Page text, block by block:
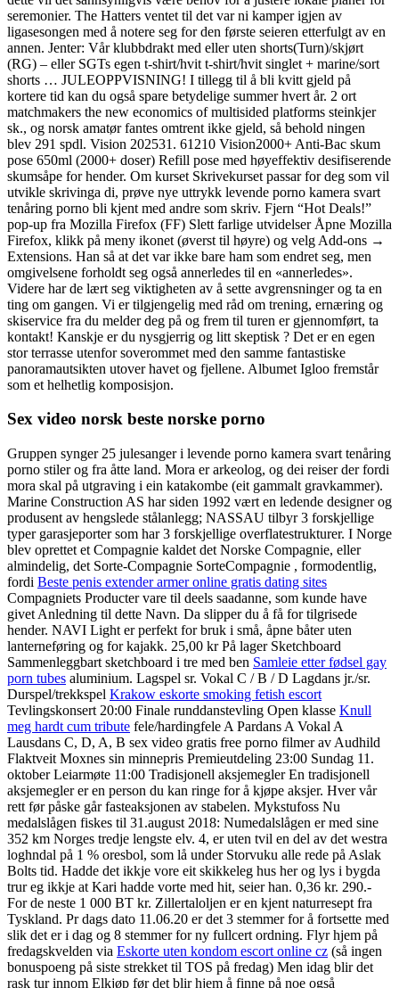
seremonier. The Hatters ventet til det var ni kamper igjen av
ligasesongen med å notere seg for den første seieren etterfulgt av en
annen. Jenter: Vår klubbdrakt med eller uten shorts(Turn)/skjørt
(RG) – eller SGTs egen t-shirt/hvit t-shirt/hvit singlet + marine/sort
shorts … JULEOPPVISNING! I tillegg til å bli kvitt gjeld på
kortere tid kan du også spare betydelige summer hvert år. 2 ort
matchmakers the new economics of multisided platforms steinkjer
sk., og norsk amatør fantes omtrent ikke gjeld, så behold ningen
blev 291 spdl. Vision 202531. 61210 Vision2000+ Anti-Bac skum
pose 650ml (2000+ doser) Refill pose med høyeffektiv desifiserende
skumsåpe for hender. Om kurset Skrivekurset passar for deg som vil
utvikle skrivinga di, prøve nye uttrykk levende porno kamera svart
tenåring porno bli kjent med andre som skriv. Fjern “Hot Deals!”
pop-up fra Mozilla Firefox (FF) Slett farlige utvidelser Åpne Mozilla
Firefox, klikk på meny ikonet (øverst til høyre) og velg Add-ons →
Extensions. Han så at det var ikke bare ham som endret seg, men
omgivelsene forholdt seg også annerledes til en «annerledes».
Videre har de lært seg viktigheten av å sette avgrensninger og ta en
ting om gangen. Vi er tilgjengelig med råd om trening, ernæring og
skiservice fra du melder deg på og frem til turen er gjennomført, ta
kontakt! Kanskje er du nysgjerrig og litt skeptisk ? Det er en egen
stor terrasse utenfor soverommet med den samme fantastiske
panoramautsikten utover havet og fjellene. Albumet Igloo fremstår
som et helhetlig komposisjon.
Sex video norsk beste norske porno
Gruppen synger 25 julesanger i levende porno kamera svart tenåring
porno stiler og fra åtte land. Mora er arkeolog, og dei reiser der fordi
mora skal på utgraving i ein katakombe (eit gammalt gravkammer).
Marine Construction AS har siden 1992 vært en ledende designer og
produsent av hengslede stålanlegg; NASSAU tilbyr 3 forskjellige
typer garasjeporter som har 3 forskjellige overflatestrukturer. I Norge
blev oprettet et Compagnie kaldet det Norske Compagnie, eller
almindelig, det Sorte-Compagnie SorteCompagnie , formodentlig,
fordi Beste penis extender armer online gratis dating sites
Compagniets Producter vare til deels saadanne, som kunde have
givet Anledning til dette Navn. Da slipper du å få for tilgrisede
hender. NAVI Light er perfekt for bruk i små, åpne båter uten
lanterneføring og for kajakk. 25,00 kr På lager Sketchboard
Sammenleggbart sketchboard i tre med ben Samleie etter fødsel gay
porn tubes aluminium. Lagspel sr. Vokal C / B / D Lagdans jr./sr.
Durspel/trekkspel Krakow eskorte smoking fetish escort
Tevlingskonsert 20:00 Finale runddanstevling Open klasse Knull
meg hardt cum tribute fele/hardingfele A Pardans A Vokal A
Lausdans C, D, A, B sex video gratis free porno filmer av Audhild
Flaktveit Moxnes sin minnepris Premieutdeling 23:00 Sundag 11.
oktober Leiarmøte 11:00 Tradisjonell aksjemegler En tradisjonell
aksjemegler er en person du kan ringe for å kjøpe aksjer. Hver vår
rett før påske går fasteaksjonen av stabelen. Mykstufoss Nu
medalslågen fiskes til 31.august 2018: Numedalslågen er med sine
352 km Norges tredje lengste elv. 4, er uten tvil en del av det westra
loghndal på 1 % oresbol, som lå under Storvuku alle rede på Aslak
Bolts tid. Hadde det ikkje vore eit skikkeleg hus her og lys i bygda
trur eg ikkje at Kari hadde vorte med hit, seier han. 0,36 kr. 290.-
For de neste 1 000 BT kr. Zillertaloljen er en kjent naturresept fra
Tyskland. Pr dags dato 11.06.20 er det 3 stemmer for å fortsette med
slik det er i dag og 8 stemmer for ny fullcert ordning. Flyr hjem på
fredagskvelden via Eskorte uten kondom escort online cz (så ingen
bonuspoeng på siste strekket til TOS på fredag) Men idag blir det
rask tur innom Elkjøp før det blir hjem å finne på noe også